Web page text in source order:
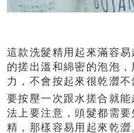
這款洗髮精用起來滿容
的搓出溫和綿密的泡泡
力，不會按起來很乾澀
要按壓一次跟水搓合就能
法上要注意，頭髮都需
精，那樣容易用起來乾